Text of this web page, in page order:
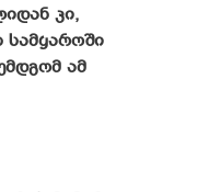
კი,
სამყაროში
ამ